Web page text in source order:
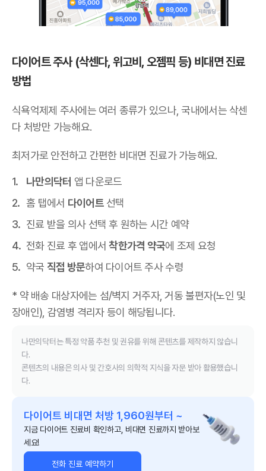
다이어트 주사 (삭센다, 위고비, 오젬픽 등) 비대면 진료
방법
식욕억제제 주사에는 여러 종류가 있으나,국내에서는 삭센
다 처방만 가능해요.
최저가로 안전하고 간편한 비대면 진료가 가능해요.
나만의닥터 앱 다운로드
홈 탭에서 다이어트선택
진료 받을 의사 선택 후 원하는 시간 예약
전화 진료 후 앱에서착한가격 약국에 조제 요청
약국 직접 방문하여 다이어트 주사 수령
* 약 배송 대상자에는 섬/벽지 거주자, 거동 불편자(노인 및
장애인), 감염병 격리자 등이 해당됩니다.
나만의닥터는 특정 약품 추천 및 권유를 위해 콘텐츠를 제작하지 않습니
다.
콘텐츠의 내용은 의사 및 간호사의 의학적 지식을 자문 받아 활용했습니
다.
다이어트 비대면 처방 1,960원부터 ~
지금 다이어트 진료비 확인하고, 비대면 진료까지 받아보
세요!
전화 진료 예약하기